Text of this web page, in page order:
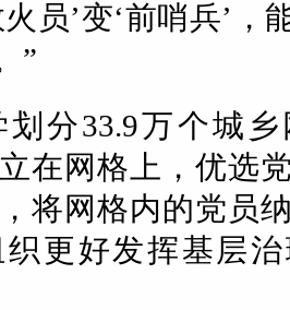
员’变‘前哨兵’，
”
33.9万个城乡
在网格上，优选
将网格内的党员
更好发挥基层